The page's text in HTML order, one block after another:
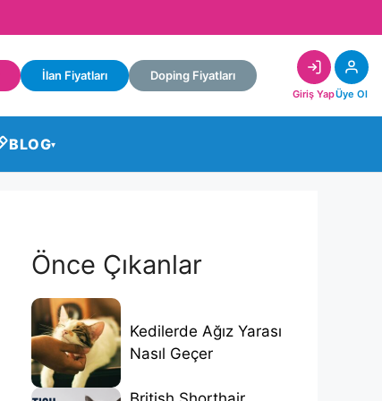
İlan Fiyatları Doping Fiyatları
Giriş YapÜye Ol
BLOG▾
Önce Çıkanlar
Kedilerde Ağız Yarası
Nasıl Geçer